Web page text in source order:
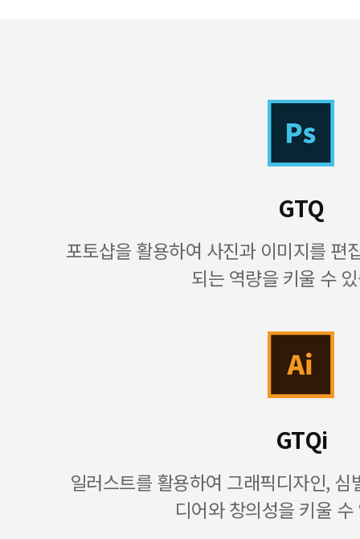
GTQ
포토샵을 활용하여 사진과 이미지를 편
되는 역량을 키울 수
GTQi
일러스트를 활용하여 그래픽디자인,
디어와 창의성을 키울 수